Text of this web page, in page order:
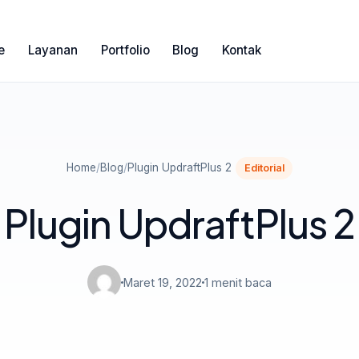
Layanan Portfolio Blog Kontak
Home/Blog/Plugin UpdraftPlus 2 Editorial
Plugin UpdraftPlus 2
Maret 19, 2022 1 menit baca